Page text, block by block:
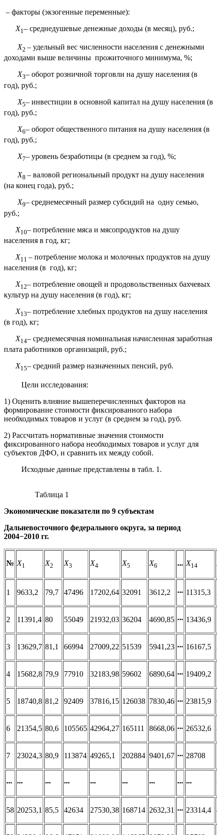
– факторы (экзогенные переменные):
X1– среднедушевые денежные доходы (в месяц), руб.;
X2 – удельный вес численности населения с денежными
доходами выше величины прожиточного минимума, %;
X3– оборот розничной торговли на душу населения (в
год), руб.;
X5– инвестиции в основной капитал на душу населения (в
год), руб.;
X6– оборот общественного питания на душу населения (в
год), руб.;
X7– уровень безработицы (в среднем за год), %;
X8 – валовой региональный продукт на душу населения
(на конец года), руб.;
X9– среднемесячный размер субсидий на одну семью,
руб.;
X10– потребление мяса и мясопродуктов на душу
населения в год, кг;
X11 – потребление молока и молочных продуктов на душу
населения (в год), кг;
X12– потребление овощей и продовольственных бахчевых
культур на душу населения (в год), кг;
X13– потребление хлебных продуктов на душу населения
(в год), кг;
X14– среднемесячная номинальная начисленная заработная
плата работников организаций, руб.;
X15– средний размер назначенных пенсий, руб.
Цели исследования:
1) Оценить влияние вышеперечисленных факторов на
формирование стоимости фиксированного набора
необходимых товаров и услуг (в среднем за год), руб.
2) Рассчитать нормативные значения стоимости
фиксированного набора необходимых товаров и услуг для
субъектов ДФО, и сравнить их между собой.
Исходные данные представлены в табл. 1.
Таблица 1
Экономические показатели по 9 субъектам
Дальневосточного федерального округа, за период
2004−2010 гг.
№ X1 X2 X3 X4 X5 X6 ∙∙∙ X14
1 9633,2 79,7 47496 17202,64 32091 3612,2 ∙∙∙ 11315,3
2 11391,4 80 55049 21932,03 36204 4690,85 ∙∙∙ 13436,9
3 13629,7 81,1 66994 27009,22 51539 5941,23 ∙∙∙ 16167,5
4 15682,8 79,9 77910 32183,98 59602 6890,64 ∙∙∙ 19409,2
5 18740,8 81,2 92409 37816,15 126038 7830,46 ∙∙∙ 23815,9
6 21354,5 80,6 105565 42964,27 165111 8668,06 ∙∙∙ 26532,6
7 23024,3 80,9 113874 49265,1 202884 9401,67 ∙∙∙ 28708
∙∙∙ ∙∙∙ ∙∙∙ ∙∙∙ ∙∙∙ ∙∙∙ ∙∙∙ ∙∙∙ ∙∙∙
58 20253,1 85,5 42634 27530,38 168714 2632,31 ∙∙∙ 23314,4